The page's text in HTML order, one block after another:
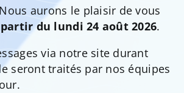
Nous aurons le plaisir de vous
du lundi 24 août 2026.
via notre site durant
seront traités par nos équipes